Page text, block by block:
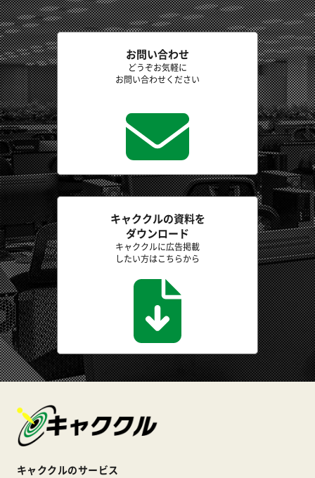
お問い合わせ
どうぞお気軽に
お問い合わせください
キャククルの資料を
ダウンロード
キャククルに広告掲載
したい方はこちらから
キャククルのサービス